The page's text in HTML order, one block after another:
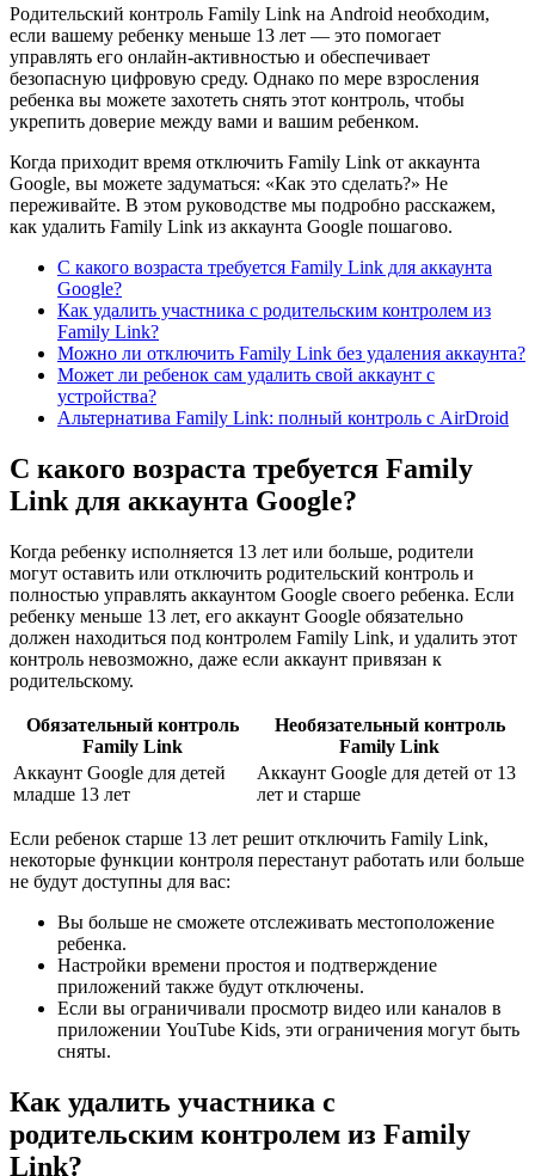
Родительский контроль Family Link на Android необходим,
если вашему ребенку меньше 13 лет — это помогает
управлять его онлайн-активностью и обеспечивает
безопасную цифровую среду. Однако по мере взросления
ребенка вы можете захотеть снять этот контроль, чтобы
укрепить доверие между вами и вашим ребенком.
Когда приходит время отключить Family Link от аккаунта
Google, вы можете задуматься: «Как это сделать?» Не
переживайте. В этом руководстве мы подробно расскажем,
как удалить Family Link из аккаунта Google пошагово.
С какого возраста требуется Family Link для аккаунта
Google?
Как удалить участника с родительским контролем из
Family Link?
Можно ли отключить Family Link без удаления аккаунта?
Может ли ребенок сам удалить свой аккаунт с
устройства?
Альтернатива Family Link: полный контроль с AirDroid
С какого возраста требуется Family
Link для аккаунта Google?
Когда ребенку исполняется 13 лет или больше, родители
могут оставить или отключить родительский контроль и
полностью управлять аккаунтом Google своего ребенка. Если
ребенку меньше 13 лет, его аккаунт Google обязательно
должен находиться под контролем Family Link, и удалить этот
контроль невозможно, даже если аккаунт привязан к
родительскому.
Обязательный контроль
Family Link
Необязательный контроль
Family Link
Аккаунт Google для детей
младше 13 лет
Аккаунт Google для детей от 13
лет и старше
Если ребенок старше 13 лет решит отключить Family Link,
некоторые функции контроля перестанут работать или больше
не будут доступны для вас:
Вы больше не сможете отслеживать местоположение
ребенка.
Настройки времени простоя и подтверждение
приложений также будут отключены.
Если вы ограничивали просмотр видео или каналов в
приложении YouTube Kids, эти ограничения могут быть
сняты.
Как удалить участника с
родительским контролем из Family
Link?